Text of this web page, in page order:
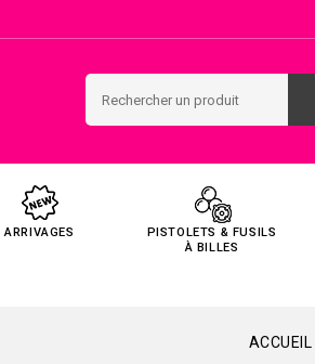
ARRIVAGES
PISTOLETS & FUSILS
À BILLES
ACCUEIL